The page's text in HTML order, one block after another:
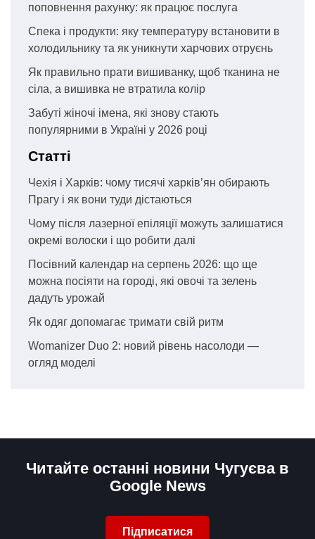
поповнення рахунку: як працює послуга
Спека і продукти: яку температуру встановити в
холодильнику та як уникнути харчових отруєнь
Як правильно прати вишиванку, щоб тканина не
сіла, а вишивка не втратила колір
Забуті жіночі імена, які знову стають
популярними в Україні у 2026 році
Статті
Чехія і Харків: чому тисячі харків’ян обирають
Прагу і як вони туди дістаються
Чому після лазерної епіляції можуть залишатися
окремі волоски і що робити далі
Посівний календар на серпень 2026: що ще
можна посіяти на городі, які овочі та зелень
дадуть урожай
Як одяг допомагає тримати свій ритм
Womanizer Duo 2: новий рівень насолоди —
огляд моделі
Читайте останні новини Чугуєва в
Google News
Підписатися